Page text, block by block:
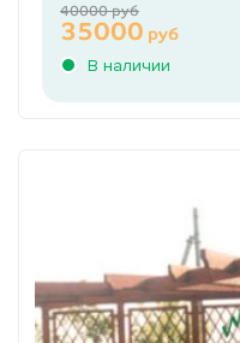
В наличии
35000 руб
40000 руб